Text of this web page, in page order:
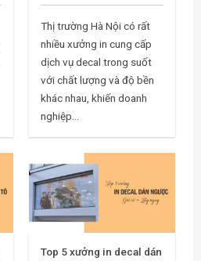
Thị trường Hà Nội có rất
nhiều xưởng in cung cấp
dịch vụ decal trong suốt
với chất lượng và độ bền
khác nhau, khiến doanh
nghiệp...
Top 5 xưởng in decal dán